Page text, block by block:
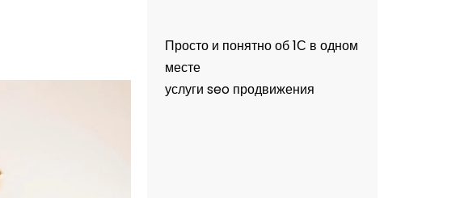
Просто и понятно об 1С в одном
месте
услуги seo продвижения